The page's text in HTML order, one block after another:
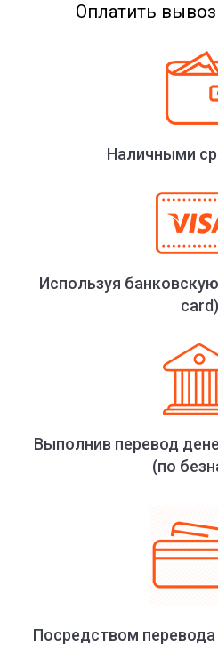
Оплатить
Наличными
Используя
card)
Выполнив перевод
(по
Посредством